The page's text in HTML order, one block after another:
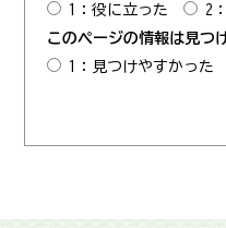
1：役に立った
2
このページの情報は見つ
1：見つけやすかった